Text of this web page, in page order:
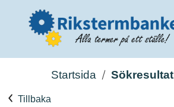
Startsida Sökresultat
Tillbaka